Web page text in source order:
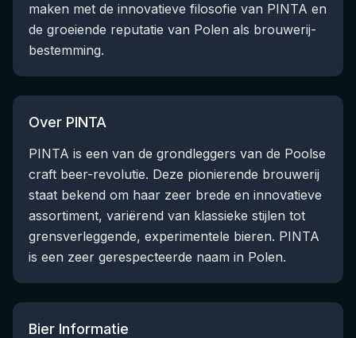
maken met de innovatieve filosofie van PINTA en
de groeiende reputatie van Polen als brouwerij-
bestemming.
Over PINTA
PINTA is een van de grondleggers van de Poolse
craft beer-revolutie. Deze pionierende brouwerij
staat bekend om haar zeer brede en innovatieve
assortiment, variërend van klassieke stijlen tot
grensverleggende, experimentele bieren. PINTA
is een zeer gerespecteerde naam in Polen.
Bier Informatie